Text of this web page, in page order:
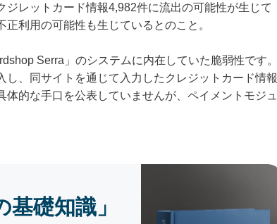
レットカード情報4,982件に流出の可能性が生じて
利用の可能性も生じているとのこと。
Serra」のシステムに内在していた脆弱性です。
、同サイトを通じて入力したクレジットカード情報
的な手口を公表していませんが、ペイメントモジュ
礎知識」